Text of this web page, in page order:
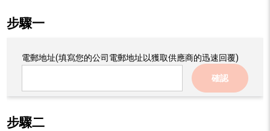
步驟一
電郵地址(填寫您的公司電郵地址以獲取供應商的迅速回覆)
確認
步驟二